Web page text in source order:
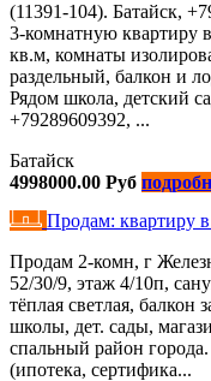
(11391-104). Батайск,
3-комнатную квартиру
кв.м, комнаты
раздельный, балкон и
Рядом школа, детский
+79289609392, ...
Батайск
4998000.00 Руб
Продам: квартиру
Продам 2-комн, г
52/30/9, этаж 4/10п,
тёплая светлая,
школы, дет. сады,
спальный район
(ипотека, сертифика...